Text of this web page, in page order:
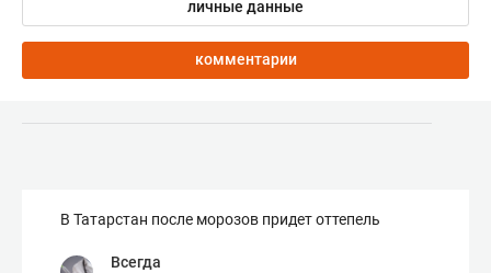
личные данные
комментарии
В Татарстан после морозов придет оттепель
Всегда